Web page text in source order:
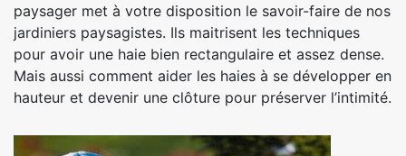
paysager met à votre disposition le savoir-faire de nos
jardiniers paysagistes. Ils maitrisent les techniques
pour avoir une haie bien rectangulaire et assez dense.
Mais aussi comment aider les haies à se développer en
hauteur et devenir une clôture pour préserver l’intimité.